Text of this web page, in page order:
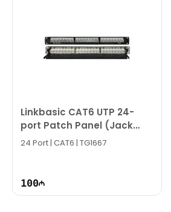
Linkbasic CAT6 UTP 24-
port Patch Panel (Jack
Style) PNA24-UC6
24 Port | CAT6 | TG1667
100